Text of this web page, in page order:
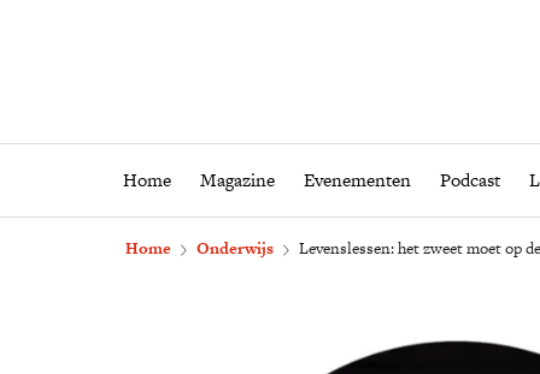
Home Magazine Evenementen Podcast
Home Magazine
Home Onderwijs Levenslessen: het zweet moet op